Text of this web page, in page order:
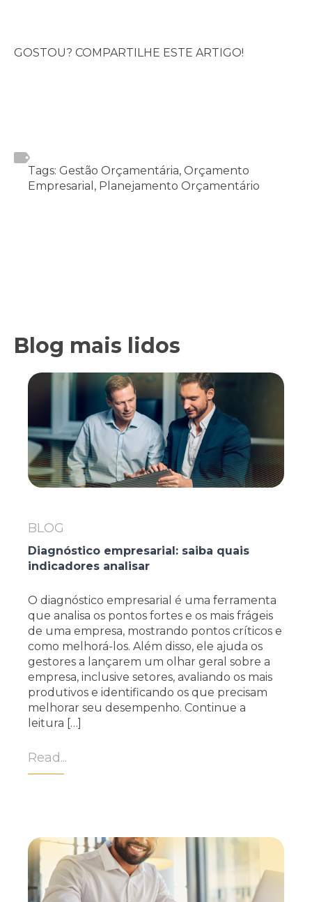
GOSTOU? COMPARTILHE ESTE ARTIGO!
Tags: Gestão Orçamentária, Orçamento
Empresarial, Planejamento Orçamentário
Blog mais lidos
BLOG
Diagnóstico empresarial: saiba quais
indicadores analisar
O diagnóstico empresarial é uma ferramenta
que analisa os pontos fortes e os mais frágeis
de uma empresa, mostrando pontos críticos e
como melhorá-los. Além disso, ele ajuda os
gestores a lançarem um olhar geral sobre a
empresa, inclusive setores, avaliando os mais
produtivos e identificando os que precisam
melhorar seu desempenho. Continue a
leitura […]
Read...